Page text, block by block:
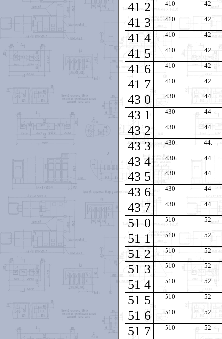
41 2 410 42
41 3 410 42
41 4 410 42
41 5 410 42
41 6 410 42
41 7 410 42
43 0 430 44
43 1 430 44
43 2 430 44
43 3 430 44.
43 4 430 44
43 5 430 44
43 6 430 44
43 7 430 44
51 0 510 52
51 1 510 52
51 2 510 52
51 3 510 52
51 4 510 52
51 5 510 52
51 6 510 52
51 7 510 52